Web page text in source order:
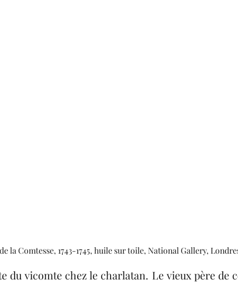
la Comtesse, 1743-1745, huile sur toile, National Gallery,
du vicomte chez le charlatan. Le vieux père de